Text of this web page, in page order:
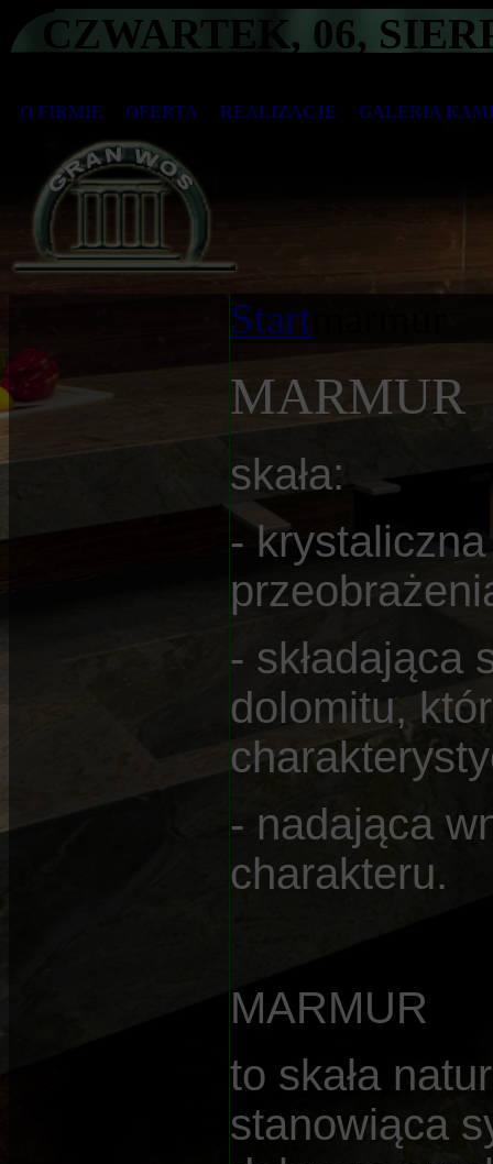
CZWARTEK, 06,
O FIRMIE OFERTA REALIZACJE GALERIA
Start
MARMUR
skała:
- krystaliczna
- składająca
dolomitu,
- nadająca
charakteru.
MARMUR
to skała
stanowiąca